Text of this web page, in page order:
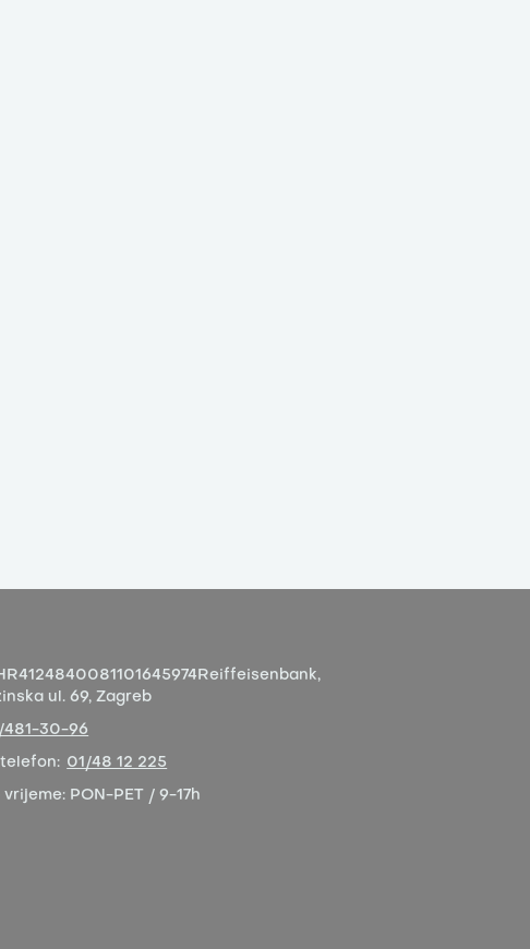
Reiffeisenbank,
ul. 69, Zagreb
481-30-96
01/48 12 225
vrijeme: PON-PET / 9-17h